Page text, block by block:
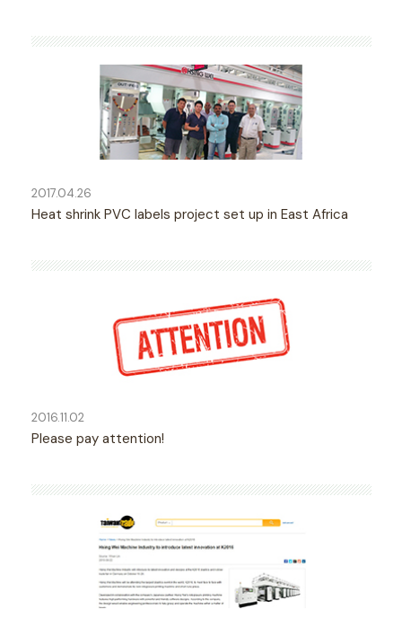
2017.04.26
Heat shrink PVC labels project set up in East Africa
2016.11.02
Please pay attention!